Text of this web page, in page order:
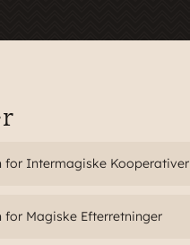
for Intermagiske Kooperativer
for Magiske Efterretninger